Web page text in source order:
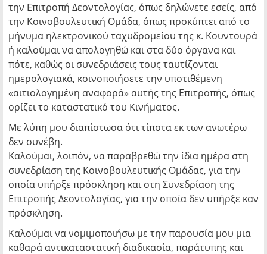
την Επιτροπή Δεοντολογίας, όπως δηλώνετε εσείς, από
την Κοινοβουλευτική Ομάδα, όπως προκύπτει από το
μήνυμα ηλεκτρονικού ταχυδρομείου της κ. Κουντουρά
ή καλούμαι να απολογηθώ και στα δύο όργανα και
πότε, καθώς οι συνεδριάσεις τους ταυτίζονται
ημερολογιακά, κοινοποιήσετε την υποτιθέμενη
«αιτιολογημένη αναφορά» αυτής της Επιτροπής, όπως
ορίζει το καταστατικό του Κινήματος.
Με λύπη μου διαπίστωσα ότι τίποτα εκ των ανωτέρω
δεν συνέβη.
Καλούμαι, λοιπόν, να παραβρεθώ την ίδια ημέρα στη
συνεδρίαση της Κοινοβουλευτικής Ομάδας, για την
οποία υπήρξε πρόσκληση και στη Συνεδρίαση της
Επιτροπής Δεοντολογίας, για την οποία δεν υπήρξε καν
πρόσκληση.
Καλούμαι να νομιμοποιήσω με την παρουσία μου μια
καθαρά αντικαταστατική διαδικασία, παράτυπης και